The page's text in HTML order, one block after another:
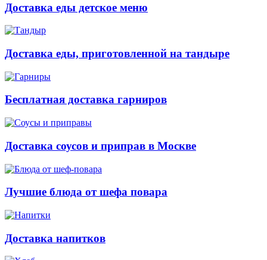
Доставка еды детское меню
Доставка еды, приготовленной на тандыре
Бесплатная доставка гарниров
Доставка соусов и приправ в Москве
Лучшие блюда от шефа повара
Доставка напитков